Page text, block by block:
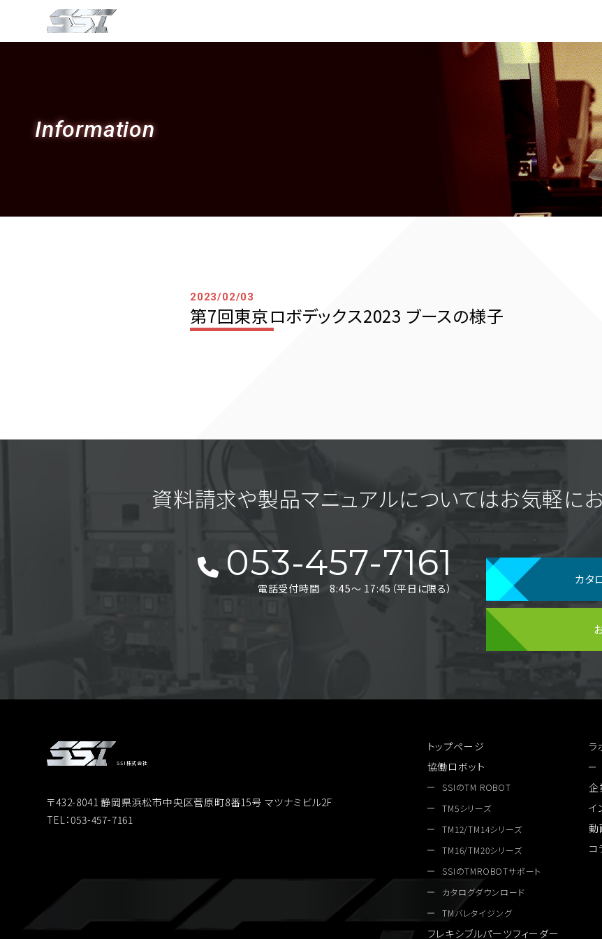
Information
2023/02/03
第7回東京ロボデックス2023 ブースの様子
資料請求や製品マニュアルについてはお気軽に
053-457-7161
電話受付時間 8:45〜 17:45（平日に限る）
カタ
SSI株式会社
〒432-8041 静岡県浜松市中央区菅原町8番15号 マツナミビル2F
TEL：053-457-7161
トップページ
協働ロボット
SSIのTM ROBOT
TM5シリーズ
TM12/TM14シリーズ
TM16/TM20シリーズ
SSIのTMROBOTサポート
カタログダウンロード
TMバレタイジング
フレキシブルパーツフィーダー
ラ
企
イ
動
コ